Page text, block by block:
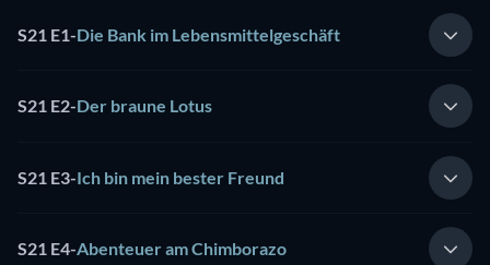
S21 E1-Die Bank im Lebensmittelgeschäft
S21 E2-Der braune Lotus
S21 E3-Ich bin mein bester Freund
S21 E4-Abenteuer am Chimborazo